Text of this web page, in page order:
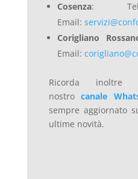
Cosenza: Tel:
Email:
Corigliano
Email:
Ricorda
nostro canale
sempre aggiornato
ultime novità.